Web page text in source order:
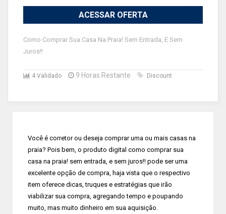
ACESSAR OFERTA
Como Comprar Sua Casa Na Praia! Sem Entrada, E Sem
Juros!!
4 Validado 9 Horas Restante Discount
Você é corretor ou deseja comprar uma ou mais casas na
praia? Pois bem, o produto digital como comprar sua
casa na praia! sem entrada, e sem juros!! pode ser uma
excelente opção de compra, haja vista que o respectivo
item oferece dicas, truques e estratégias que irão
viabilizar sua compra, agregando tempo e poupando
muito, mas muito dinheiro em sua aquisição.